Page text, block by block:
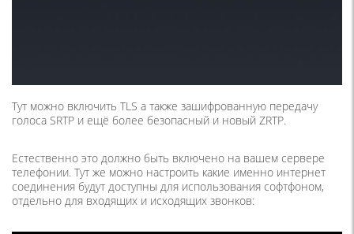
Тут можно включить TLS а также зашифрованную передачу
голоса SRTP и ещё более безопасный и новый ZRTP.
Естественно это должно быть включено на вашем сервере
телефонии. Тут же можно настроить какие именно интернет
соединения будут доступны для использования софтфоном,
отдельно для входящих и исходящих звонков: